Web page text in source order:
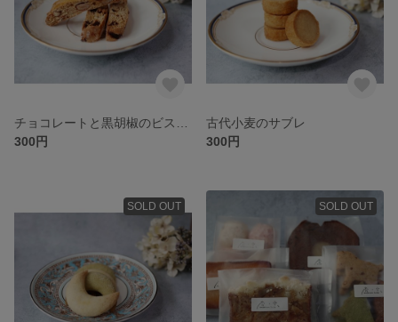
300円
古代小麦のサブレ
300円
SOLD OUT SOLD OUT